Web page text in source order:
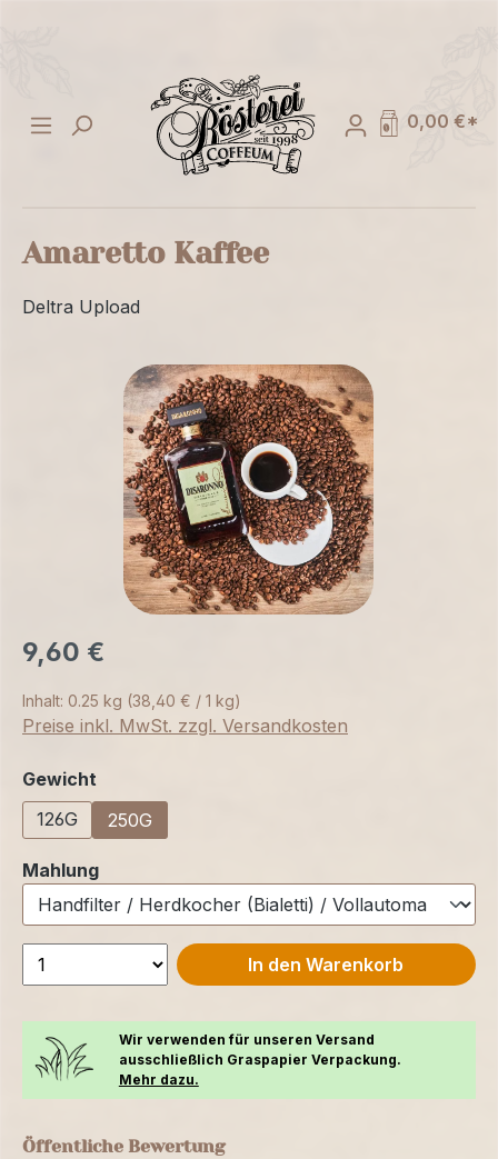
0,00 €*
Amaretto Kaffee
Deltra Upload
9,60 €
Inhalt: 0.25 kg (38,40 € / 1 kg)
Preise inkl. MwSt. zzgl. Versandkosten
Gewicht
126G
250G
Mahlungauswählen
In den Warenkorb
Wir verwenden für unseren Versand
ausschließlich Graspapier Verpackung.
Mehr dazu.
Öffentliche Bewertung